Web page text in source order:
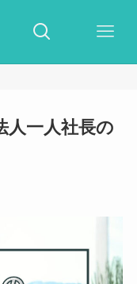
人一人社長の